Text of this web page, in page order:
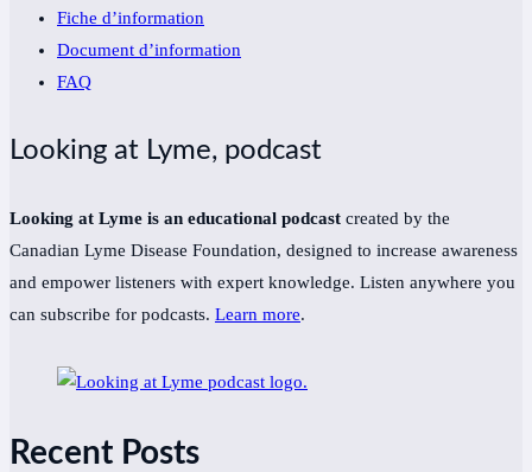
Fiche d’information
Document d’information
FAQ
Looking at Lyme, podcast
Looking at Lyme is an educational podcast created by the
Canadian Lyme Disease Foundation, designed to increase awareness
and empower listeners with expert knowledge. Listen anywhere you
can subscribe for podcasts. Learn more.
Recent Posts